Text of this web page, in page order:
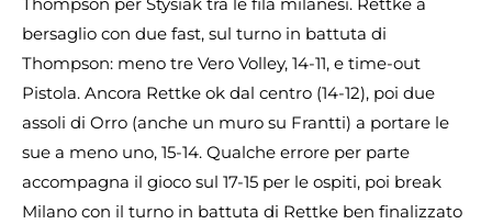
Thompson per Stysiak tra le fila milanesi. Rettke a
bersaglio con due fast, sul turno in battuta di
Thompson: meno tre Vero Volley, 14-11, e time-out
Pistola. Ancora Rettke ok dal centro (14-12), poi due
assoli di Orro (anche un muro su Frantti) a portare le
sue a meno uno, 15-14. Qualche errore per parte
accompagna il gioco sul 17-15 per le ospiti, poi break
Milano con il turno in battuta di Rettke ben finalizzato